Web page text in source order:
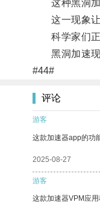
这种黑洞加
这一现象让
科学家们正
黑洞加速现
#44#
评论
游客
这款加速器app的功
2025-08-27
游客
这款加速器VPM应